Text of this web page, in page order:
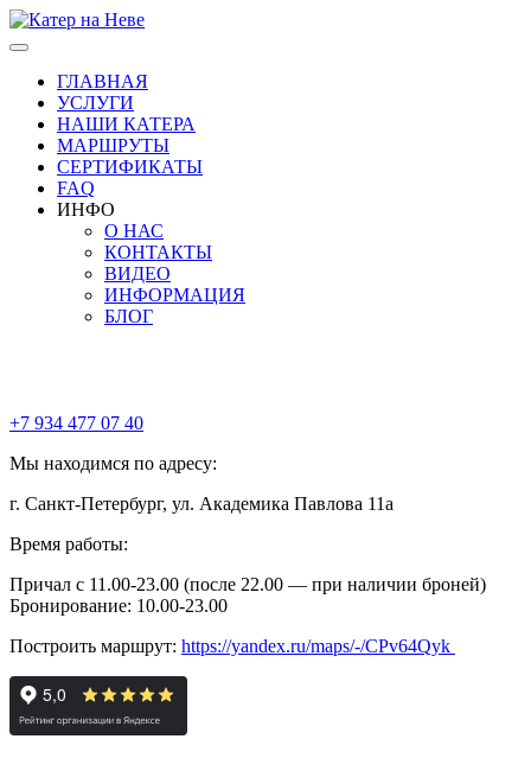
Skip
to
contentГЛАВНАЯ
УСЛУГИ
НАШИ КАТЕРА
МАРШРУТЫ
СЕРТИФИКАТЫ
FAQ
ИНФО
О НАС
КОНТАКТЫ
ВИДЕО
ИНФОРМАЦИЯ
БЛОГ
+7 934 477 07 40
Мы находимся по адресу:
г. Санкт-Петербург, ул. Академика Павлова 11а
Время работы:
Причал с 11.00-23.00 (после 22.00 — при наличии броней)
Бронирование: 10.00-23.00
Построить маршрут: https://yandex.ru/maps/-/CPv64Qyk